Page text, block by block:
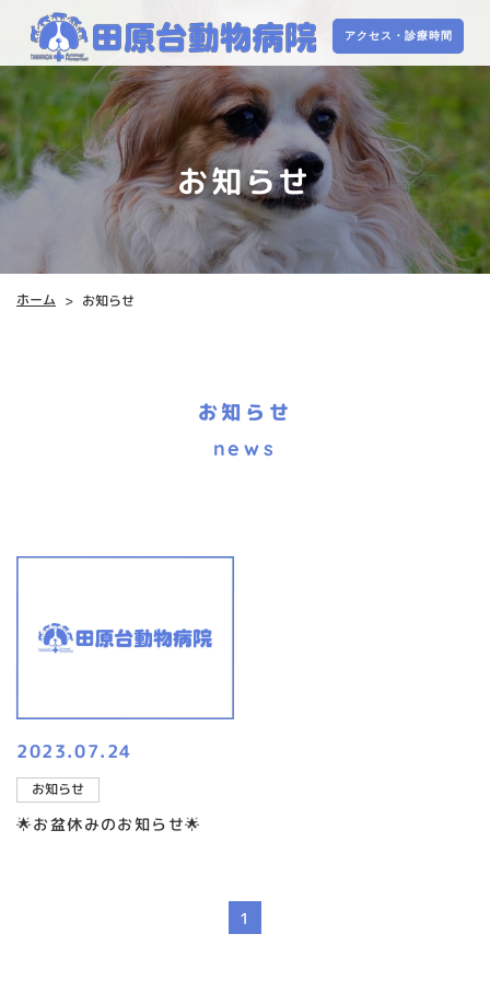
アクセス・診療時間
お知らせ
ホーム > お知らせ
お知らせ
news
2023.07.24
お知らせ
🌟お盆休みのお知らせ🌟
1
アクセス・診療時間